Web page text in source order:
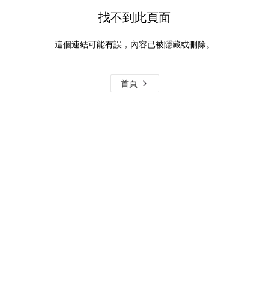
找不到此頁面
這個連結可能有誤，內容已被隱藏或刪除。
首頁